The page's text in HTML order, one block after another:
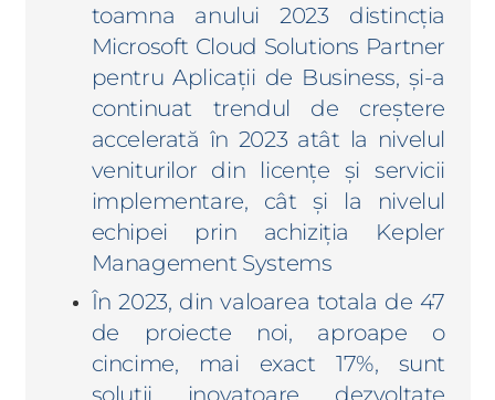
toamna anului 2023 distincția
Microsoft Cloud Solutions Partner
pentru Aplicații de Business, și-a
continuat trendul de creștere
accelerată în 2023 atât la nivelul
veniturilor din licențe și servicii
implementare, cât și la nivelul
echipei prin achiziția Kepler
Management Systems
În 2023, din valoarea totala de 47
de proiecte noi, aproape o
cincime, mai exact 17%, sunt
soluții inovatoare dezvoltate